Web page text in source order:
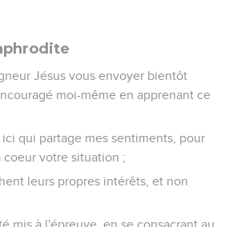
Jésus vous envoyer bientôt
moi-même en apprenant ce
qui partage mes sentiments, pour
votre situation ;
leurs propres intérêts, et non
mis à l'épreuve, en se consacrant au